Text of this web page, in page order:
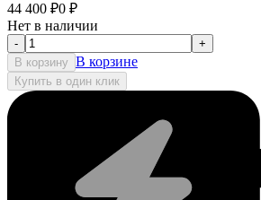
44 400 ₽0 ₽
Нет в наличии
-
+
В корзину В корзине
Купить в один клик